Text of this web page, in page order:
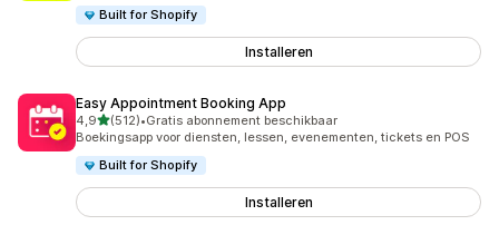
Built for Shopify
Installeren
Easy Appointment Booking App
4,9van 5 sterren
(512)
512 recensies in totaal
•Gratis abonnement beschikbaar
Boekingsapp voor diensten, lessen, evenementen, tickets en POS
Built for Shopify
Installeren